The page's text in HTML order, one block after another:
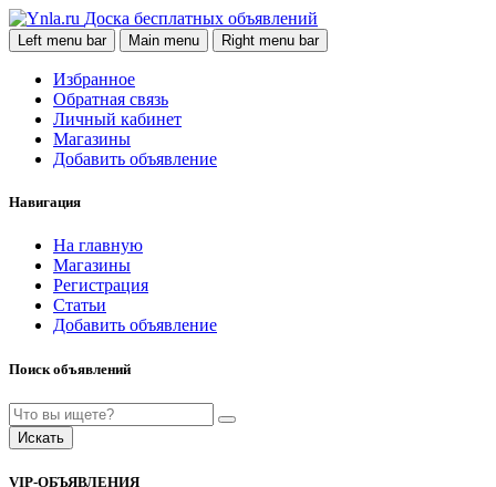
Доска бесплатных объявлений
Left menu bar Main menu Right menu bar
Избранное
Обратная связь
Личный кабинет
Магазины
Добавить объявление
Навигация
На главную
Магазины
Регистрация
Статьи
Добавить объявление
Поиск объявлений
Искать
VIP-ОБЪЯВЛЕНИЯ